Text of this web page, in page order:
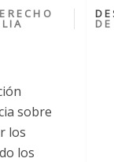
sobre
los
los